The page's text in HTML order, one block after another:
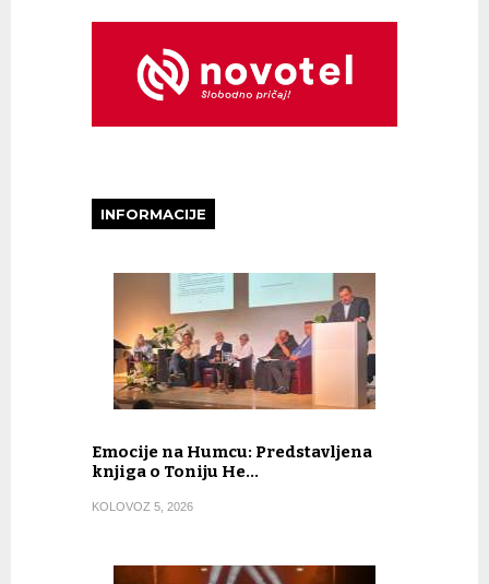
INFORMACIJE
Emocije na Humcu: Predstavljena
knjiga o Toniju He…
KOLOVOZ 5, 2026